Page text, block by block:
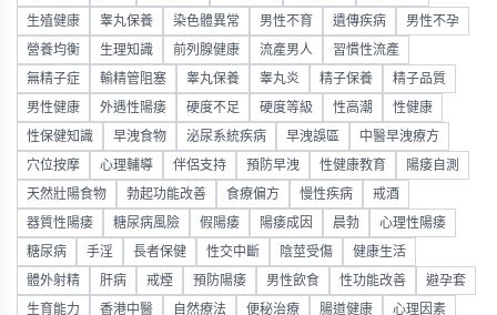
生殖健康 睾丸保養 染色體異常 男性不育 遺傳疾病 男性不孕
營養均衡 生理知識 前列腺健康 流產男人 習慣性流產
無精子症 輸精管阻塞 睾丸保養 睾丸炎 精子保養 精子品質
男性健康 外遇性陽痿 硬度不足 硬度等級 性高潮 性健康
性保健知識 早洩食物 泌尿系統疾病 早洩誤區 中醫早洩療方
穴位按摩 心理輔導 伴侶支持 預防早洩 性健康教育 陽痿自測
天然壯陽食物 勃起功能改善 食療偏方 慢性疾病 戒酒
器質性陽痿 糖尿病風險 假陽痿 陽痿成因 晨勃 心理性陽痿
糖尿病 手淫 長者保健 性交中斷 陰莖受傷 健康生活
體外射精 肝病 戒煙 預防陽痿 男性飲食 性功能改善 避孕套
生育能力 香港中醫 自然療法 便秘治療 腸道健康 心理因素